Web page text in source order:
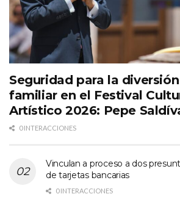
Seguridad para la diversión
familiar en el Festival
Artístico 2026: Pepe
0 INTERACCIONES
Vinculan a proceso a dos
de tarjetas bancarias
0 INTERACCIONES